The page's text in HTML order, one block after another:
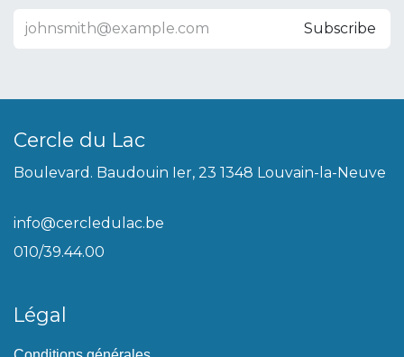
Subscribe
Cercle du Lac
Boulevard. Baudouin Ier, 23 1348 Louvain-la-Neuve
info@cercledulac.be
010/39.44.00
Légal